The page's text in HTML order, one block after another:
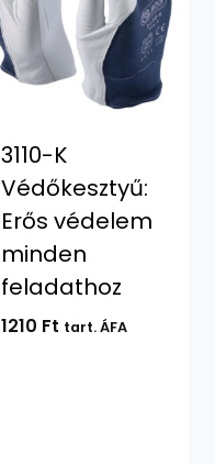
3110-K
Védőkesztyű:
Erős védelem
minden
feladathoz
1210 Ft tart. ÁFA